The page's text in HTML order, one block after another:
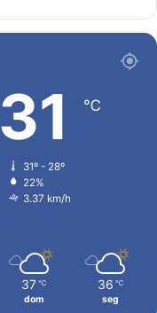
31 ℃
31º - 28º
22%
3.37 km/h
37 ℃
dom
36 ℃
seg